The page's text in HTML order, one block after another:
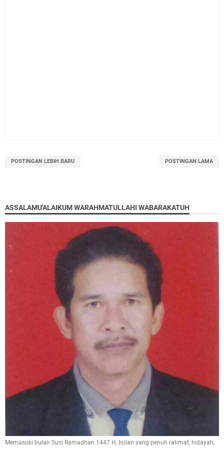
POSTINGAN LEBIH BARU POSTINGAN LAMA
ASSALAMU'ALAIKUM WARAHMATULLAHI WABARAKATUH
Memasuki bulan Suci Ramadhan 1447 H, bulan yang penuh rahmat, hidayah,